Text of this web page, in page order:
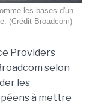
les bases d'un
(Crédit Broadcom)
Providers
selon
les
à mettre